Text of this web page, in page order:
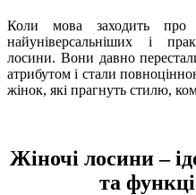
Коли мова заходить про
найуніверсальніших і
лосини. Вони давно
атрибутом і стали
жінок, які прагнуть стилю,
Жіночі лосини –
та